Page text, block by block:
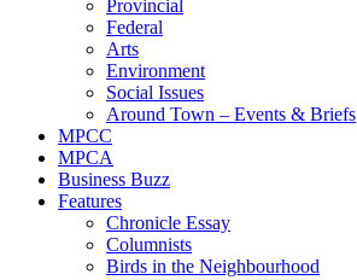
Provincial
Federal
Arts
Environment
Social Issues
Around Town – Events & Briefs
MPCC
MPCA
Business Buzz
Features
Chronicle Essay
Columnists
Birds in the Neighbourhood